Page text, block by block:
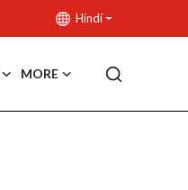
Hindi
MORE